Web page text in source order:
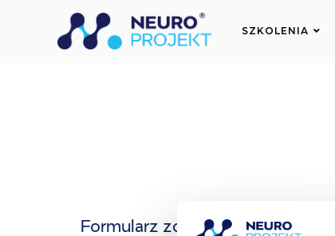
SZKOLENIA
Formularz został prawidłowo